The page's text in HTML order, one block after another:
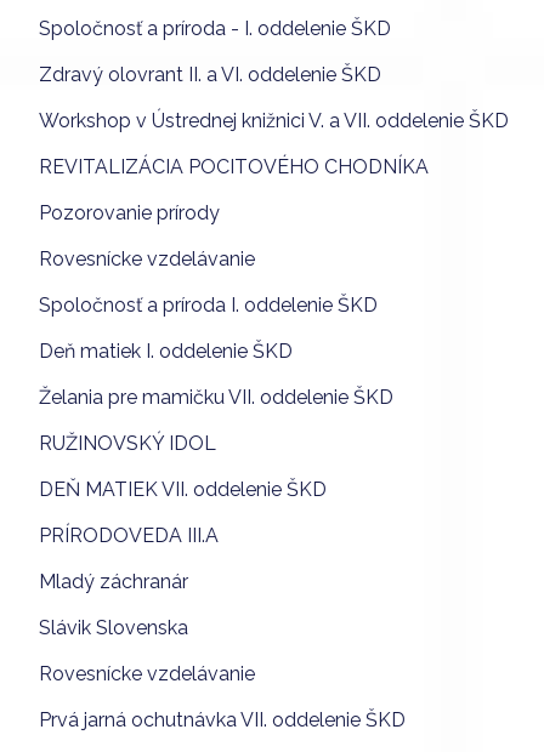
Spoločnosť a príroda - I. oddelenie ŠKD
Zdravý olovrant II. a VI. oddelenie ŠKD
Workshop v Ústrednej knižnici V. a VII. oddelenie ŠKD
REVITALIZÁCIA POCITOVÉHO CHODNÍKA
Pozorovanie prírody
Rovesnícke vzdelávanie
Spoločnosť a príroda I. oddelenie ŠKD
Deň matiek I. oddelenie ŠKD
Želania pre mamičku VII. oddelenie ŠKD
RUŽINOVSKÝ IDOL
DEŇ MATIEK VII. oddelenie ŠKD
PRÍRODOVEDA III.A
Mladý záchranár
Slávik Slovenska
Rovesnícke vzdelávanie
Prvá jarná ochutnávka VII. oddelenie ŠKD